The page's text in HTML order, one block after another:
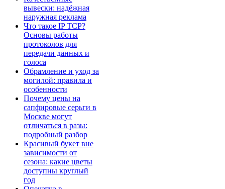
вывески: надёжная
наружная реклама
Что такое IP TCP?
Основы работы
протоколов для
передачи данных и
голоса
Обрамление и уход за
могилой: правила и
особенности
Почему цены на
сапфировые серьги в
Москве могут
отличаться в разы:
подробный разбор
Красивый букет вне
зависимости от
сезона: какие цветы
доступны круглый
год